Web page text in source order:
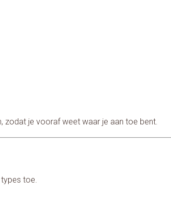
zodat je vooraf weet waar je aan toe bent.
toe.